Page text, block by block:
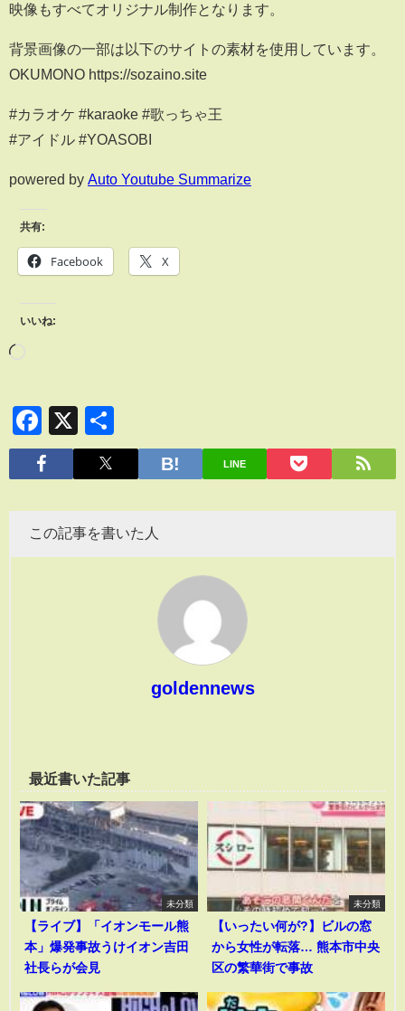
映像もすべてオリジナル制作となります。
背景画像の一部は以下のサイトの素材を使用しています。
OKUMONO https://sozaino.site
#カラオケ #karaoke #歌っちゃ王
#アイドル #YOASOBI
powered by Auto Youtube Summarize
共有:
Facebook X
いいね:
Facebook
X
有
LINE
この記事を書いた人
goldennews
最近書いた記事
未分類
【ライブ】「イオンモール熊
本」爆発事故うけイオン吉田
社長らが会見
未分類
【いったい何が?】ビルの窓
から女性が転落… 熊本市中央
区の繁華街で事故